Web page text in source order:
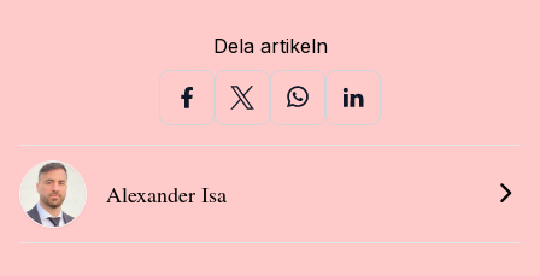
Dela artikeln
Alexander Isa